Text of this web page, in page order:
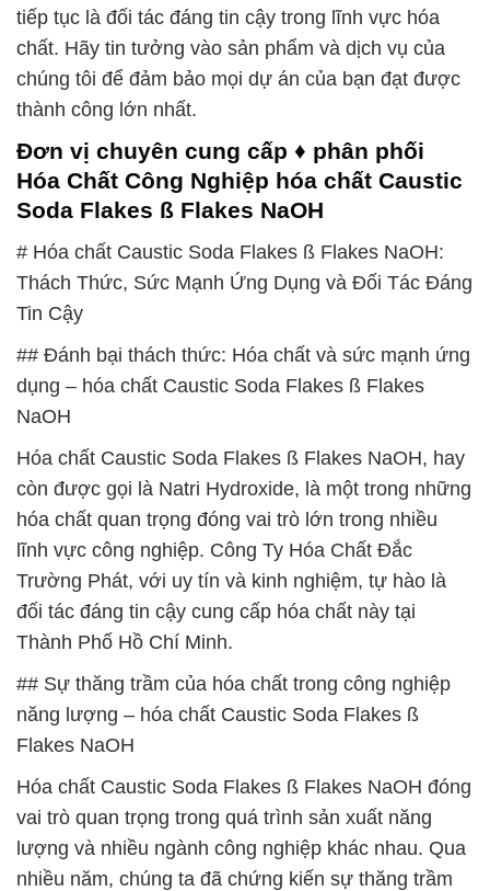
tiếp tục là đối tác đáng tin cậy trong lĩnh vực hóa
chất. Hãy tin tưởng vào sản phẩm và dịch vụ của
chúng tôi để đảm bảo mọi dự án của bạn đạt được
thành công lớn nhất.
Đơn vị chuyên cung cấp ♦ phân phối
Hóa Chất Công Nghiệp hóa chất Caustic
Soda Flakes ß Flakes NaOH
# Hóa chất Caustic Soda Flakes ß Flakes NaOH:
Thách Thức, Sức Mạnh Ứng Dụng và Đối Tác Đáng
Tin Cậy
## Đánh bại thách thức: Hóa chất và sức mạnh ứng
dụng – hóa chất Caustic Soda Flakes ß Flakes
NaOH
Hóa chất Caustic Soda Flakes ß Flakes NaOH, hay
còn được gọi là Natri Hydroxide, là một trong những
hóa chất quan trọng đóng vai trò lớn trong nhiều
lĩnh vực công nghiệp. Công Ty Hóa Chất Đắc
Trường Phát, với uy tín và kinh nghiệm, tự hào là
đối tác đáng tin cậy cung cấp hóa chất này tại
Thành Phố Hồ Chí Minh.
## Sự thăng trầm của hóa chất trong công nghiệp
năng lượng – hóa chất Caustic Soda Flakes ß
Flakes NaOH
Hóa chất Caustic Soda Flakes ß Flakes NaOH đóng
vai trò quan trọng trong quá trình sản xuất năng
lượng và nhiều ngành công nghiệp khác nhau. Qua
nhiều năm, chúng ta đã chứng kiến sự thăng trầm